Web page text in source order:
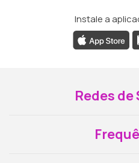
Instale a
Redes